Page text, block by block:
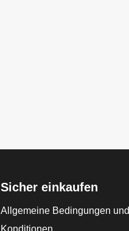
Sicher einkaufen
Allgemeine Bedingungen und
Konditionen